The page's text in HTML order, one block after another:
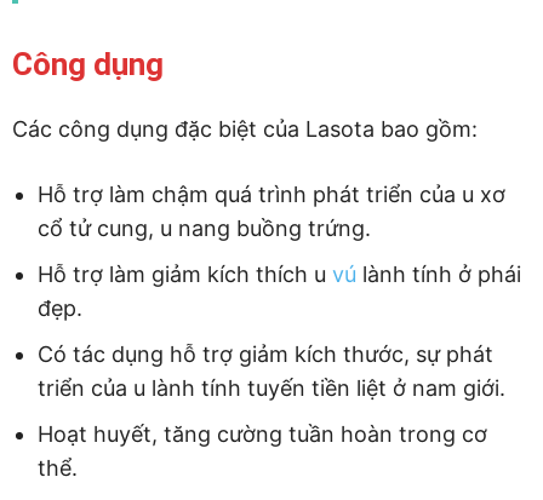
Công dụng
Các công dụng đặc biệt của Lasota bao gồm:
Hỗ trợ làm chậm quá trình phát triển của u xơ
cổ tử cung, u nang buồng trứng.
Hỗ trợ làm giảm kích thích u vú lành tính ở phái
đẹp.
Có tác dụng hỗ trợ giảm kích thước, sự phát
triển của u lành tính tuyến tiền liệt ở nam giới.
Hoạt huyết, tăng cường tuần hoàn trong cơ
thể.